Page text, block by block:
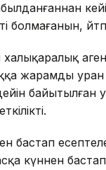
болмағанын,
халықаралық
жарамды
бастап
күннен